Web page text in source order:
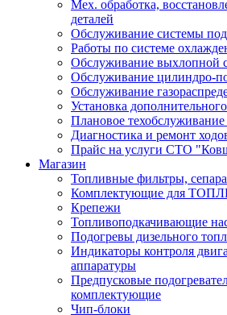
Мех. обработка,
деталей
Обслуживание системы
Работы по системе
Обслуживание выхлопной
Обслуживание цилиндро-
Обслуживание
Установка
Плановое
Диагностика и ремонт
Прайс на услуги СТО
Магазин
Топливные фильтры,
Комплектующие для
Крепежи
Топливоподкачивающие
Подогревы дизельного
Индикаторы контроля
аппаратуры
Предпусковые
комплектующие
Чип-блоки